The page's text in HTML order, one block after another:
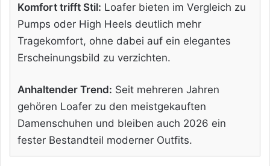
Komfort trifft Stil: Loafer bieten im Vergleich zu
Pumps oder High Heels deutlich mehr
Tragekomfort, ohne dabei auf ein elegantes
Erscheinungsbild zu verzichten.
Anhaltender Trend: Seit mehreren Jahren
gehören Loafer zu den meistgekauften
Damenschuhen und bleiben auch 2026 ein
fester Bestandteil moderner Outfits.